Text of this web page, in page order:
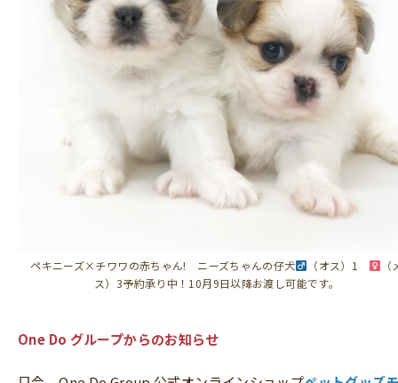
ペキニーズ×チワワの赤ちゃん! ニーズちゃんの仔犬 （オス）1
ス）3予約承り中！10月9日以降お渡し可能です。
One Do グループからのお知らせ